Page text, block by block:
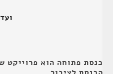
כנסת פתוחה הוא פרוייקט